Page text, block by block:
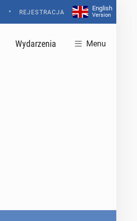
• REJESTRACJA
English
Version
Wydarzenia Menu